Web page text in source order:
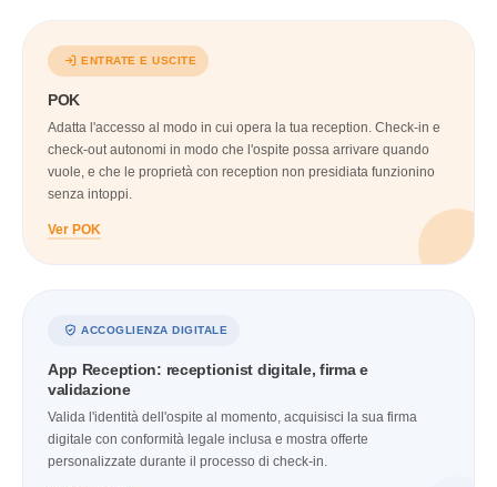
ENTRATE E USCITE
POK
Adatta l'accesso al modo in cui opera la tua reception. Check-in e
check-out autonomi in modo che l'ospite possa arrivare quando
vuole, e che le proprietà con reception non presidiata funzionino
senza intoppi.
Ver POK
ACCOGLIENZA DIGITALE
App Reception: receptionist digitale, firma e
validazione
Valida l'identità dell'ospite al momento, acquisisci la sua firma
digitale con conformità legale inclusa e mostra offerte
personalizzate durante il processo di check-in.